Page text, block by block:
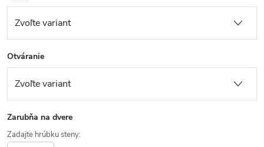
Otváranie
Zarubňa na dvere
Zadajte hrúbku steny: